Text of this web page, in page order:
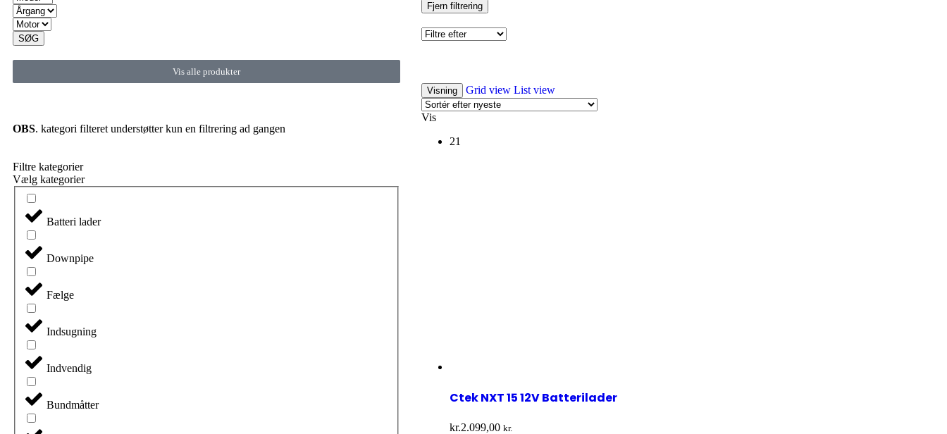
SØG
Vis alle produkter
OBS. kategori filteret understøtter kun en filtrering ad gangen
Filtre kategorier
Vælg kategorier
Batteri lader
Downpipe
Fælge
Indsugning
Indvendig
Bundmåtter
Fjern filtrering
Visning Grid view List view
Vis
21
Ctek NXT 15 12V Batterilader
kr.2.099,00 kr.